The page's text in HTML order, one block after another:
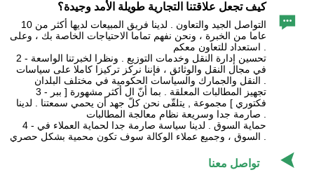
كيف تجعل علاقتنا التجارية طويلة الأمد وجيدة؟
التواصل الجيد والتعاون . لدينا فريق المبيعات لديها أكثر من 10
عاما من الخبرة ، ونحن نفهم تماما الاحتياجات الخاصة بك ، وعلى
2 - تحسين إدارة النقل وخدمات التوزيع . ونظرا لخبرتنا الواسعة
في مجال النقل والوثائق ، فإننا نركز تركيزا كاملا على سياسات
3 - تجهيز المطالبات المعلقة . بما أنّ ال أكثر مشهورة [ ببر
فكتوري ] مجموعة , يتلقّى نحن كلّ جهد أن يحمي سمعتنا . لدينا
4 - حماية السوق . لدينا سياسة صارمة جدا لحماية العملاء في

تواصل معنا 